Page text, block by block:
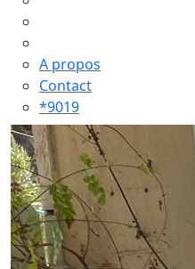
A propos
Contact
*9019